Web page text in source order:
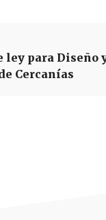
ley para Diseño
Cercanías